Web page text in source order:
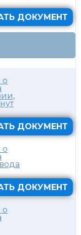
ДОКУМЕНТ
о
ДОКУМЕНТ
о
ДОКУМЕНТ
о